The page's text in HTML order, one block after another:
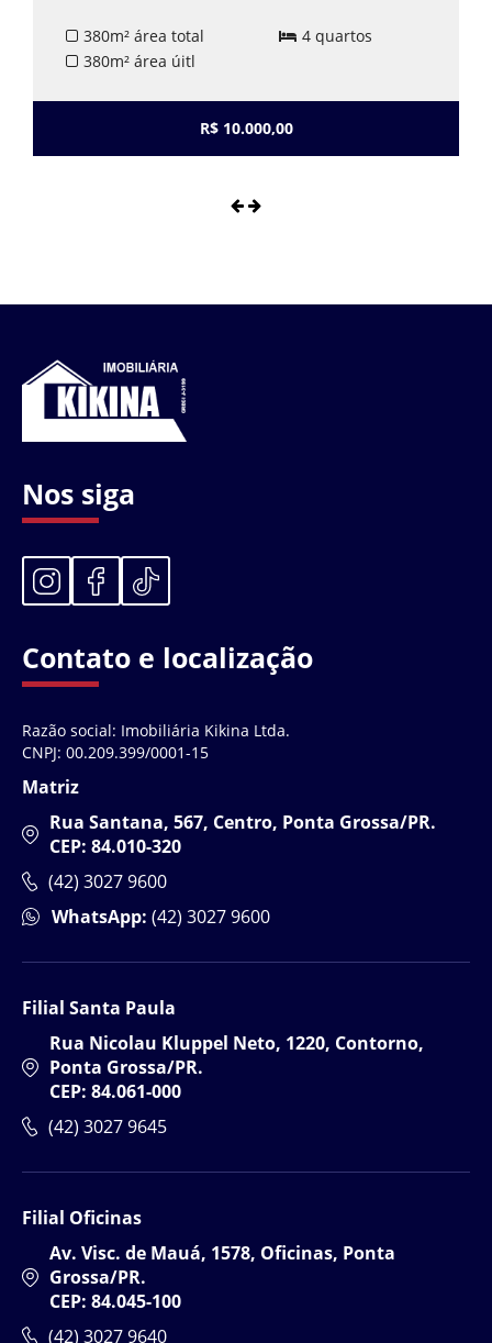
380m² área total
4 quartos
380m² área úitl
R$ 10.000,00
Nos siga
Contato e localização
Razão social: Imobiliária Kikina Ltda.
CNPJ: 00.209.399/0001-15
Matriz
Rua Santana, 567, Centro, Ponta Grossa/PR.
CEP: 84.010-320
(42) 3027 9600
WhatsApp: (42) 3027 9600
Filial Santa Paula
Rua Nicolau Kluppel Neto, 1220, Contorno,
Ponta Grossa/PR.
CEP: 84.061-000
(42) 3027 9645
Filial Oficinas
Av. Visc. de Mauá, 1578, Oficinas, Ponta
Grossa/PR.
CEP: 84.045-100
(42) 3027 9640